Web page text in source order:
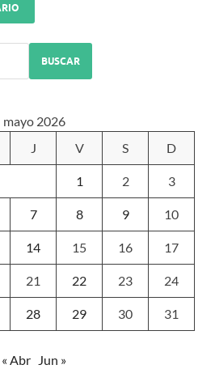
BUSCAR
mayo 2026
J V S D
1 2 3
7 8 9 10
14 15 16 17
21 22 23 24
28 29 30 31
« Abr Jun »